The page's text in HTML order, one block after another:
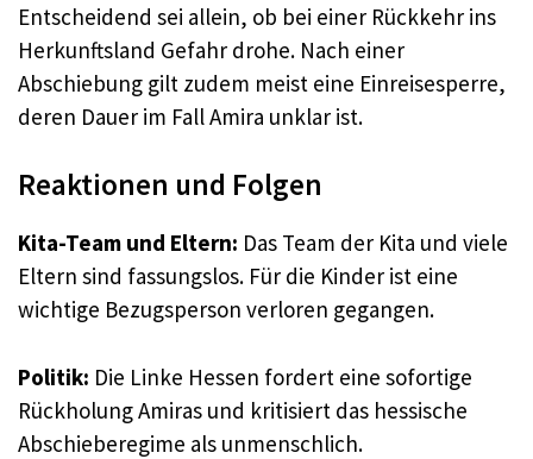
Entscheidend sei allein, ob bei einer Rückkehr ins
Herkunftsland Gefahr drohe. Nach einer
Abschiebung gilt zudem meist eine Einreisesperre,
deren Dauer im Fall Amira unklar ist.
Reaktionen und Folgen
Kita-Team und Eltern: Das Team der Kita und viele
Eltern sind fassungslos. Für die Kinder ist eine
wichtige Bezugsperson verloren gegangen.
Politik: Die Linke Hessen fordert eine sofortige
Rückholung Amiras und kritisiert das hessische
Abschieberegime als unmenschlich.